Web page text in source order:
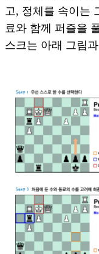
고, 정체를 속이는
료와 함께 퍼즐을
스크는 아래 그림